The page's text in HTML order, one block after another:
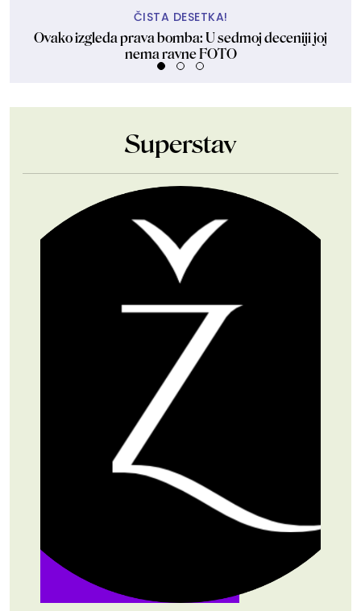
ČISTA DESETKA!
Ovako izgleda prava bomba: U sedmoj deceniji joj
nema ravne FOTO
Superstav